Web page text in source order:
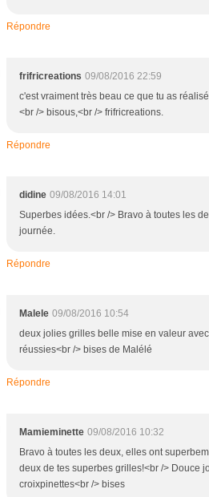
Répondre
frifricreations 09/08/2016 22:59
c'est vraiment très beau ce que tu as
<br /> bisous,<br /> frifricreations.
Répondre
didine 09/08/2016 14:01
Superbes idées.<br /> Bravo à toutes les
journée.
Répondre
Malele 09/08/2016 10:54
deux jolies grilles belle mise en valeur
réussies<br /> bises de Malélé
Répondre
Mamieminette 09/08/2016 10:32
Bravo à toutes les deux, elles ont
deux de tes superbes grilles!<br /> Douce
croixpinettes<br /> bises